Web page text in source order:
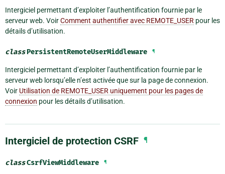
Intergiciel permettant d’exploiter l’authentification fournie par le
serveur web. VoirComment authentifier avec REMOTE_USER pour les
détails d’utilisation.
classPersistentRemoteUserMiddleware ¶
Intergiciel permettant d’exploiter l’authentification fournie par le
serveur web lorsqu’elle n’est activée que sur la page de connexion.
Voir Utilisation de REMOTE_USER uniquement pour les pages de
connexion pour les détails d’utilisation.
Intergiciel de protection CSRF ¶
classCsrfViewMiddleware ¶